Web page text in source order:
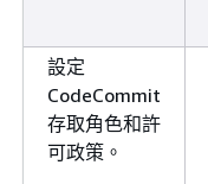
設定
CodeCommit
存取角色和許
可政策。